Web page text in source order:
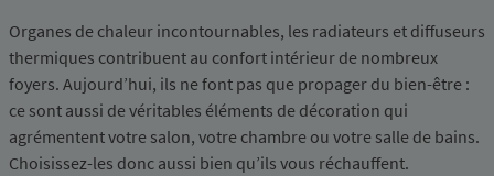
Organes de chaleur incontournables, les radiateurs et diffuseurs
thermiques contribuent au confort intérieur de nombreux
foyers. Aujourd’hui, ils ne font pas que propager du bien-être :
ce sont aussi de véritables éléments de décoration qui
agrémentent votre salon, votre chambre ou votre salle de bains.
Choisissez-les donc aussi bien qu’ils vous réchauffent.